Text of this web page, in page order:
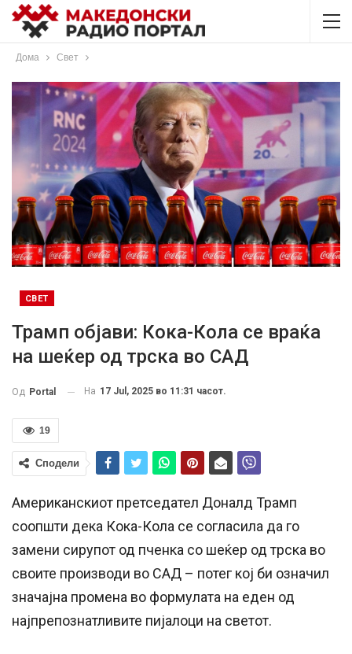
Дома Свет
СВЕТ
Трамп објави: Кока-Кола се враќа
на шеќер од трска во САД
Од Portal На 17 Jul, 2025 во 11:31 часот.
19
Сподели
Американскиот претседател Доналд Трамп
соопшти дека Кока-Кола се согласила да го
замени сирупот од пченка со шеќер од трска во
своите производи во САД – потег кој би означил
значајна промена во формулата на еден од
најпрепознатливите пијалоци на светот.